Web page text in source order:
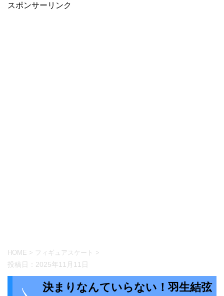
スポンサーリンク
HOME > フィギュアスケート >
投稿日： 2025年11月11日
決まりなんていらない！羽生結弦